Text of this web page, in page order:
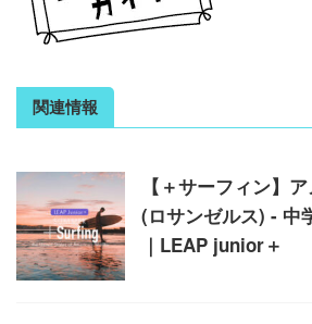
関連情報
【＋サーフィン】
(ロサンゼルス) - 中
｜LEAP junior＋